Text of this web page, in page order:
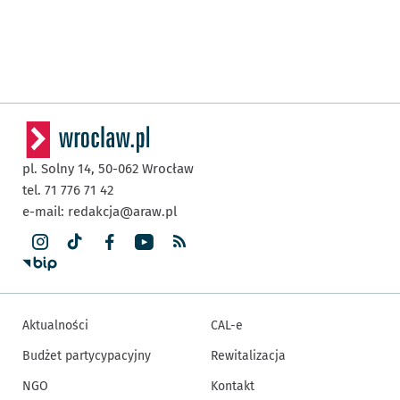
pl. Solny 14, 50-062 Wrocław
tel. 71 776 71 42
e-mail: redakcja@araw.pl
Aktualności
Budżet partycypacyjny
NGO
CAL-e
Rewitalizacja
Kontakt